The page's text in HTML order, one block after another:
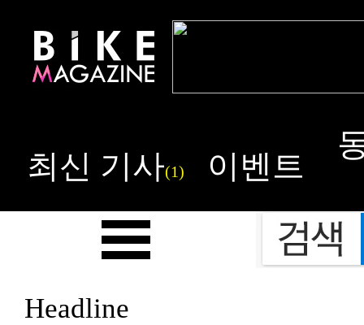
최신 기사(1) 이벤트
Headline